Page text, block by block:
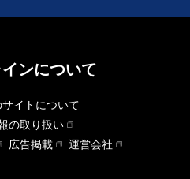
ンについて
サイトについて
の取り扱い
広告掲載
運営会社